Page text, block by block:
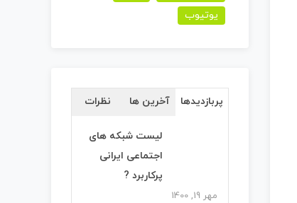
یوتیوب
پربازدیدها آخرین ها نظرات
لیست شبکه های
اجتماعی ایرانی
پرکاربرد ?
مهر 19, 1400